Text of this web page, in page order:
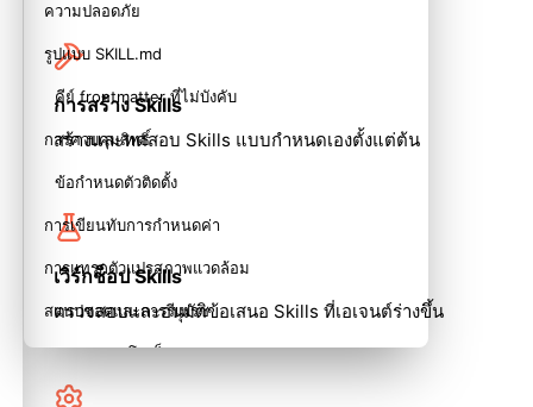
การสร้าง Skills
สร้างและทดสอบ Skills แบบกำหนดเองตั้งแต่ต้น
เวิร์กช็อป Skills
ตรวจสอบและอนุมัติข้อเสนอ Skills ที่เอเจนต์ร่างขึ้น
ความปลอดภัย
รูปแบบ SKILL.md
คีย์ frontmatter ที่ไม่บังคับ
การควบคุมสิทธิ์
ข้อกำหนดตัวติดตั้ง
การเขียนทับการกำหนดค่า
การแทรกตัวแปรสภาพแวดล้อม
สแนปชอตและการรีเฟรช
ผลกระทบต่อโทเค็น
เนื้อหาที่เกี่ยวข้อง